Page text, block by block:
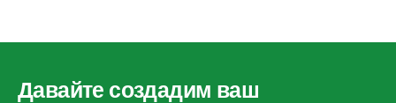
Давайте создадим ваш